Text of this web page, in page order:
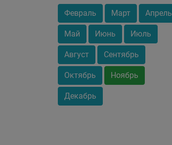
Февраль Март Апрель
Май Июнь Июль
Август Сентябрь
Октябрь Ноябрь
Декабрь